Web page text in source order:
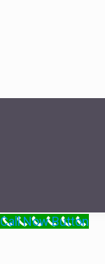
Call Now Button